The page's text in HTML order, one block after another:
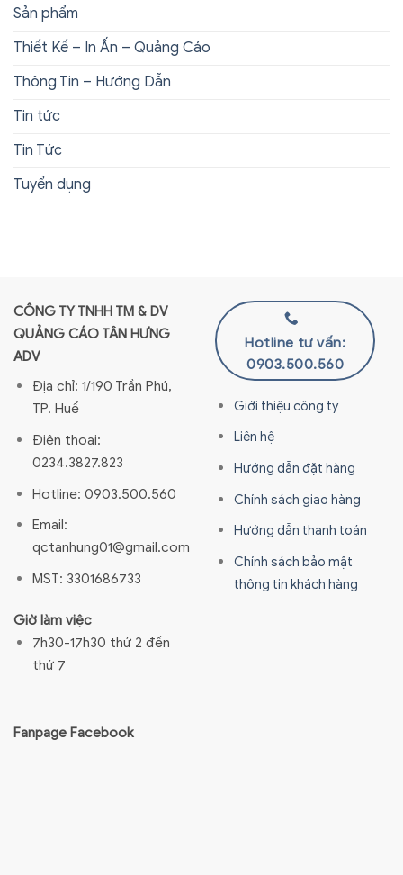
Sản phẩm
Thiết Kế – In Ấn – Quảng Cáo
Thông Tin – Hướng Dẫn
Tin tức
Tin Tức
Tuyển dụng
CÔNG TY TNHH TM & DV
QUẢNG CÁO TÂN HƯNG
ADV
Địa chỉ: 1/190 Trần Phú,
TP. Huế
Điện thoại:
0234.3827.823
Hotline: 0903.500.560
Email:
qctanhung01@gmail.com
MST: 3301686733
Giờ làm việc
7h30-17h30 thứ 2 đến
thứ 7
Hotline tư vấn:
0903.500.560
Giới thiệu công ty
Liên hệ
Hướng dẫn đặt hàng
Chính sách giao hàng
Hướng dẫn thanh toán
Chính sách bảo mật
thông tin khách hàng
Fanpage Facebook